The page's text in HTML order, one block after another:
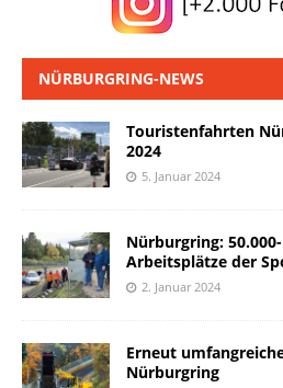
NÜRBURGRING-NEWS
Touristenfahrten
2024
5. Januar 2024
Nürburgring:
Arbeitsplätze der
2. Januar 2024
Erneut
Nürburgring